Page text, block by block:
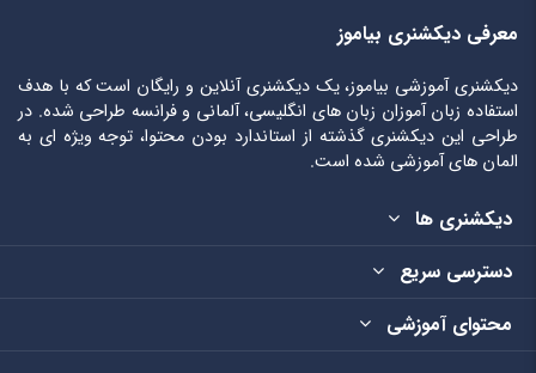
معرفی دیکشنری بیاموز
دیکشنری آموزشی بیاموز، یک دیکشنری آنلاین و رایگان است که با هدف
استفاده زبان آموزان زبان های انگلیسی، آلمانی و فرانسه طراحی شده. در
طراحی این دیکشنری گذشته از استاندارد بودن محتوا، توجه ویژه ای به
المان های آموزشی شده است.
دیکشنری ها
دسترسی سریع
محتوای آموزشی